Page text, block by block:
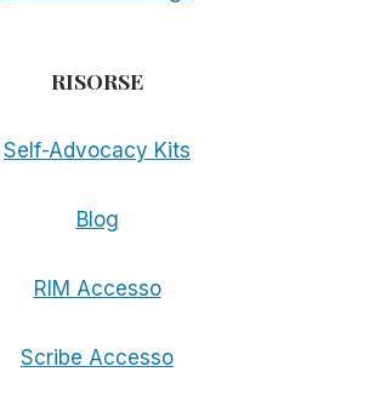
RISORSE
Self-Advocacy Kits
Blog
RIM Accesso
Scribe Accesso